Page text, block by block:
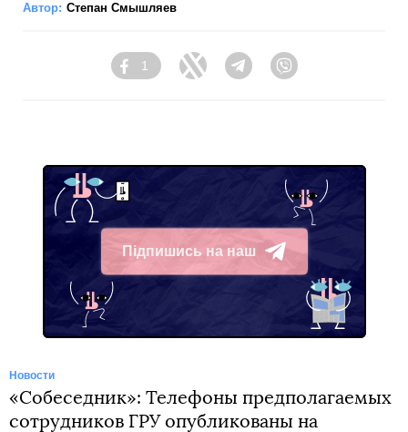
Автор: Степан Смышляев
Facebook
1
Twitter Telegram
Підпишись на наш
Telegram
Новости
«Собеседник»: Телефоны предполагаемых
сотрудников ГРУ опубликованы на